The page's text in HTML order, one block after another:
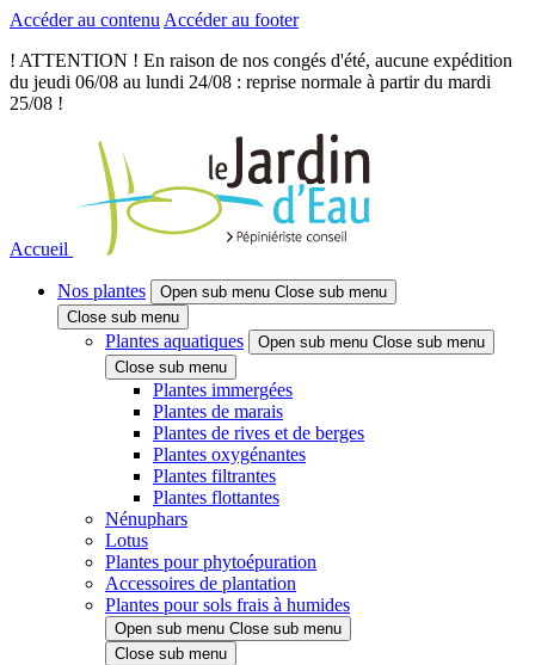
Accéder au contenu Accéder au footer
! ATTENTION ! En raison de nos congés d'été, aucune expédition
du jeudi 06/08 au lundi 24/08 : reprise normale à partir du mardi
25/08 !
Accueil
Nos plantes Open sub menu Close sub menu
Close sub menu
Plantes aquatiques Open sub menu Close sub menu
Close sub menu
Plantes immergées
Plantes de marais
Plantes de rives et de berges
Plantes oxygénantes
Plantes filtrantes
Plantes flottantes
Nénuphars
Lotus
Plantes pour phytoépuration
Accessoires de plantation
Plantes pour sols frais à humides
Open sub menu Close sub menu
Close sub menu